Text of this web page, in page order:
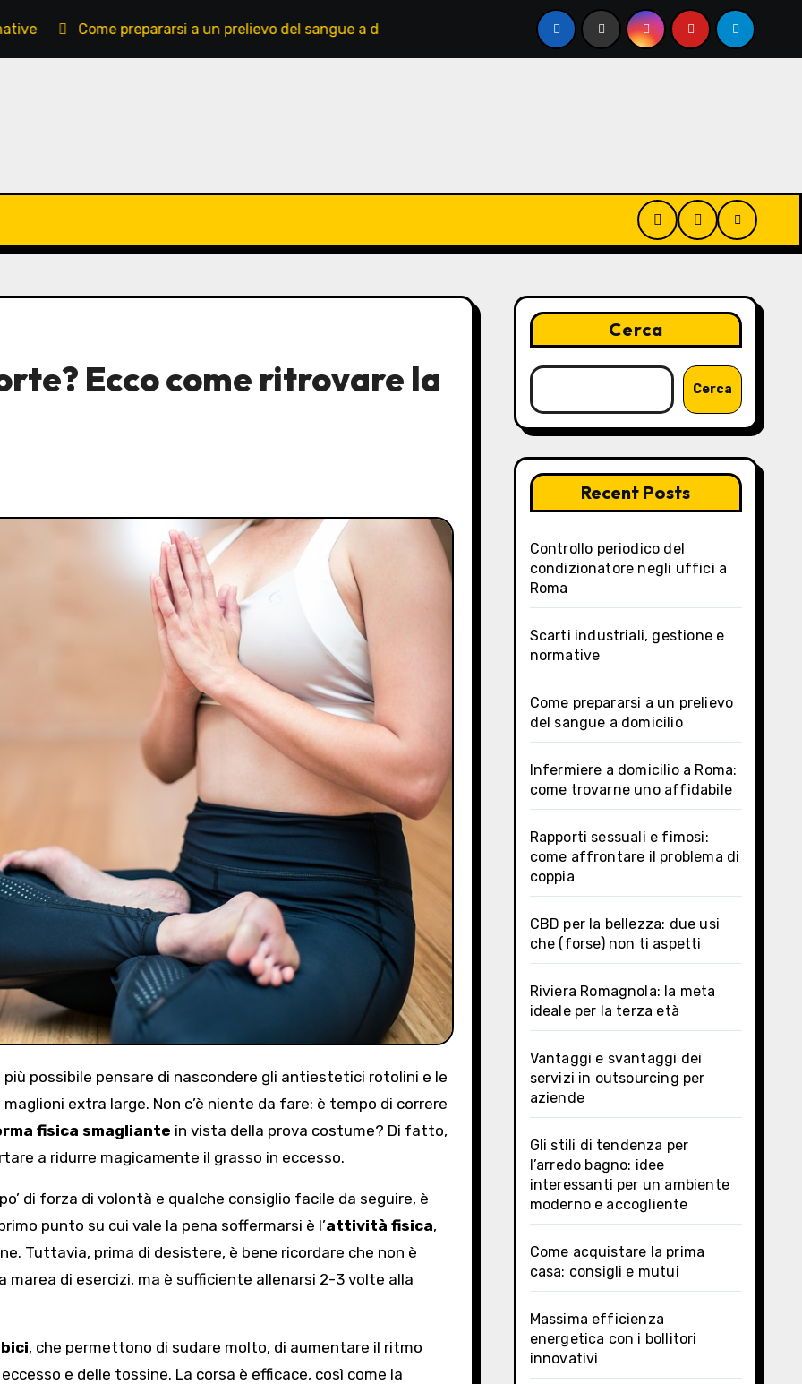
Come prepararsi a un prelievo del sangue a domicilio Infermiere a domicilio a Roma: come trovarne uno affidabile
Ecco come ritrovare la
extra large. Non c’è niente da fare: è tempo di correre
fisica smagliante in vista della prova costume? Di fatto,
a ridurre magicamente il grasso in eccesso.
di forza di volontà e qualche consiglio facile da seguire, è
punto su cui vale la pena soffermarsi è l’attività fisica,
Tuttavia, prima di desistere, è bene ricordare che non è
di esercizi, ma è sufficiente allenarsi 2-3 volte alla
, che permettono di sudare molto, di aumentare il ritmo
e delle tossine. La corsa è efficace, così come la
Cerca
Cerca
Recent Posts
Controllo periodico del
condizionatore negli uffici a
Roma
Scarti industriali, gestione e
normative
Come prepararsi a un prelievo
del sangue a domicilio
Infermiere a domicilio a Roma:
come trovarne uno affidabile
Rapporti sessuali e fimosi:
come affrontare il problema di
coppia
CBD per la bellezza: due usi
che (forse) non ti aspetti
Riviera Romagnola: la meta
ideale per la terza età
Vantaggi e svantaggi dei
servizi in outsourcing per
aziende
Gli stili di tendenza per
l’arredo bagno: idee
interessanti per un ambiente
moderno e accogliente
Come acquistare la prima
casa: consigli e mutui
Massima efficienza
energetica con i bollitori
innovativi